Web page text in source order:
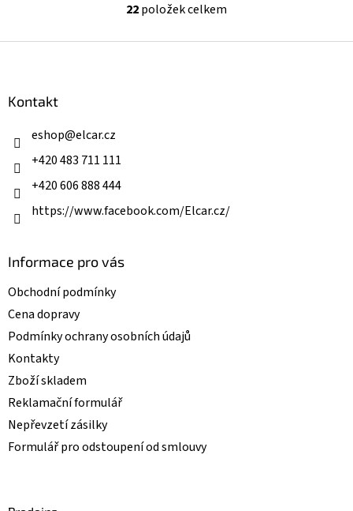
O
l
v
22položek celkem
Kontakt
eshop@elcar.cz
+420 483 711 111
+420 606 888 444
https://www.facebook.com/Elcar.cz/
Informace pro vás
Obchodní podmínky
Cena dopravy
Podmínky ochrany osobních údajů
Kontakty
Zboží skladem
Reklamační formulář
Nepřevzetí zásilky
Formulář pro odstoupení od smlouvy